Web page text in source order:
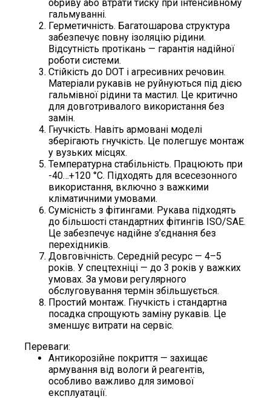
обриву або втрати тиску при інтенсивному
гальмуванні.
Герметичність. Багатошарова структура
забезпечує повну ізоляцію рідини.
Відсутність протікань — гарантія надійної
роботи системи.
Стійкість до DOT і агресивних речовин.
Матеріали рукавів не руйнуються під дією
гальмівної рідини та мастил. Це критично
для довготривалого використання без
замін.
Гнучкість. Навіть армовані моделі
зберігають гнучкість. Це полегшує монтаж
у вузьких місцях.
Температурна стабільність. Працюють при
-40…+120 °C. Підходять для всесезонного
використання, включно з важкими
кліматичними умовами.
Сумісність з фітингами. Рукава підходять
до більшості стандартних фітингів ISO/SAE.
Це забезпечує надійне з’єднання без
перехідників.
Довговічність. Середній ресурс — 4–5
років. У спецтехніці — до 3 років у важких
умовах. За умови регулярного
обслуговування термін збільшується.
Простий монтаж. Гнучкість і стандартна
посадка спрощують заміну рукавів. Це
зменшує витрати на сервіс.
Переваги:
Антикорозійне покриття — захищає
армування від вологи й реагентів,
особливо важливо для зимової
експлуатації.